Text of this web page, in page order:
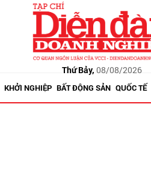
Thứ Bảy, 08/08/2026
KHỞI NGHIỆP BẤT ĐỘNG SẢN QUỐC TẾ